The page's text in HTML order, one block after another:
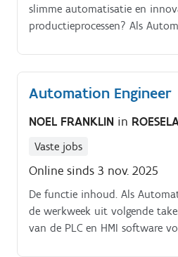
slimme automatisatie en
productieprocessen? Als
staan.
Automation Engineer
NOEL FRANKLIN in
Vaste jobs
Online sinds 3 nov. 2025
De functie inhoud. Als
de werkweek uit volgende
van de PLC en HMI software